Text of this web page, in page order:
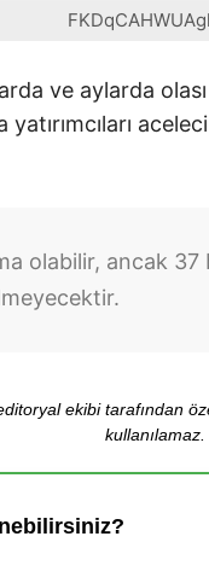
ve aylarda
olabilir, ancak
ekibi tarafından
kullanılamaz.